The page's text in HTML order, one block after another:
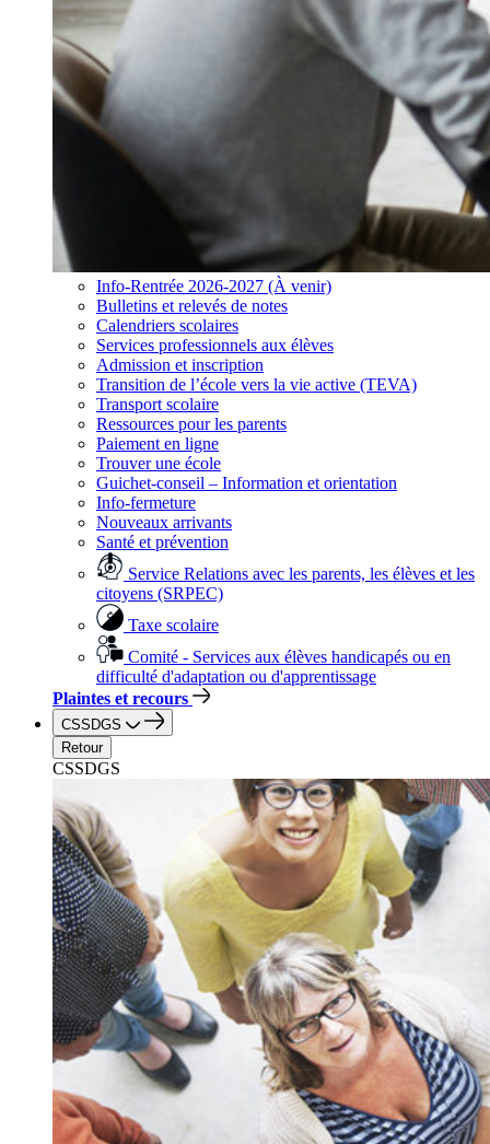
Info-Rentrée 2026-2027 (À venir)
Bulletins et relevés de notes
Calendriers scolaires
Services professionnels aux élèves
Admission et inscription
Transition de l’école vers la vie active (TEVA)
Transport scolaire
Ressources pour les parents
Paiement en ligne
Trouver une école
Guichet-conseil – Information et orientation
Info-fermeture
Nouveaux arrivants
Santé et prévention
Service Relations avec les parents, les élèves et les
citoyens (SRPEC)
Taxe scolaire
Comité - Services aux élèves handicapés ou en
difficulté d'adaptation ou d'apprentissage
Plaintes et recours
CSSDGS
Retour
CSSDGS